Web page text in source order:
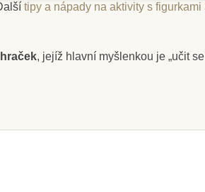
Safari Ltd. Tuba -
tipy a nápady na aktivity s figurkami
, jejíž hlavní myšlenkou je „učit